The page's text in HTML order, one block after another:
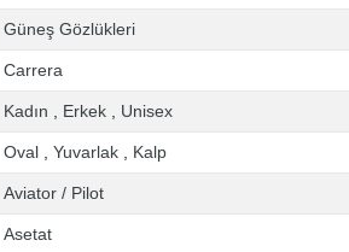
Güneş Gözlükleri
Carrera
Kadın Erkek Unisex
Oval Yuvarlak Kalp
Aviator / Pilot
Asetat